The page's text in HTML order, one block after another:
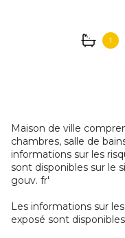
1
Maison de ville
chambres, salle de
informations sur les
sont disponibles sur le
gouv. fr'
Les informations sur
exposé sont